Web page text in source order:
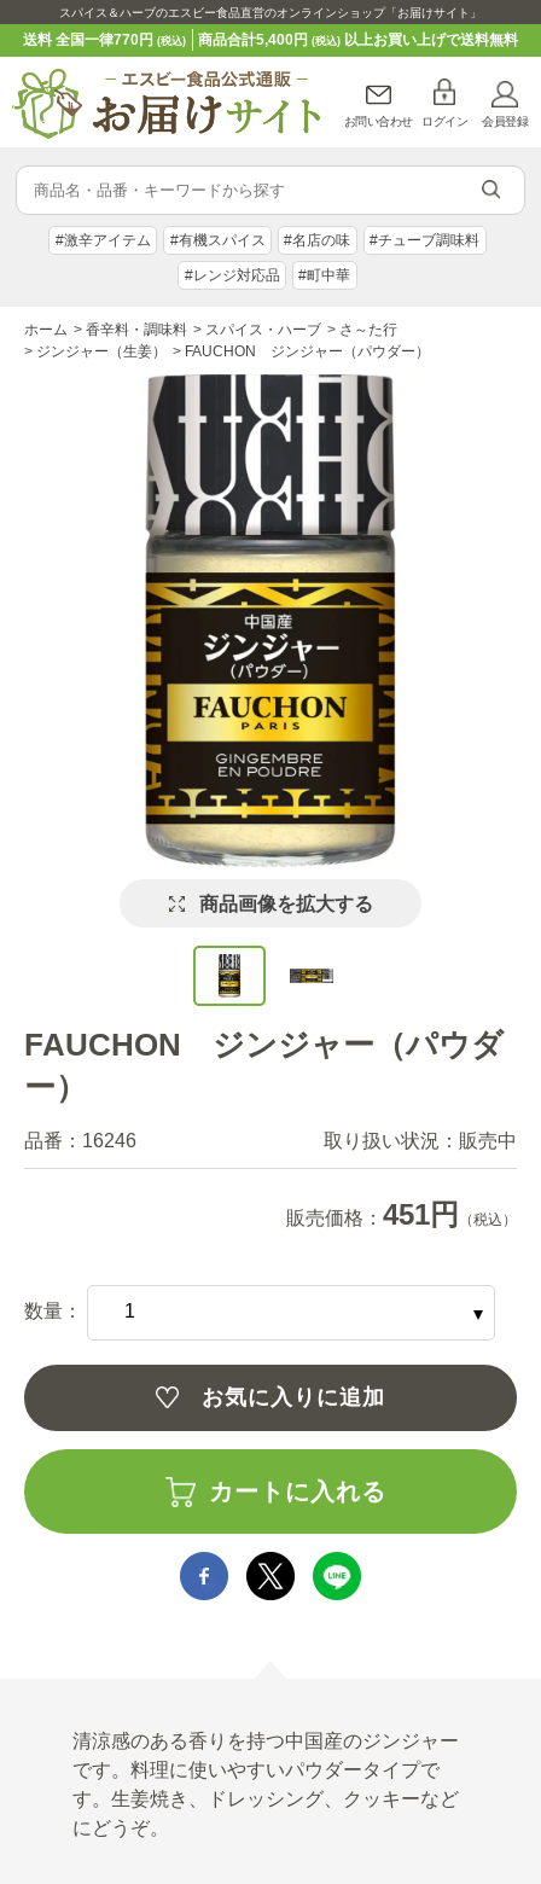
スパイス＆ハーブのエスビー食品直営のオンラインショップ「お届けサイト」
送料 全国一律770円(税込) 商品合計5,400円 (税込)以上お買い上げで送料無料
お問い合わせ ログイン 会員登録
#激辛アイテム #有機スパイス #名店の味 #チューブ調味料
#レンジ対応品 #町中華
ホーム > 香辛料・調味料 > スパイス・ハーブ > さ～た行
> ジンジャー（生姜） > FAUCHON ジンジャー（パウダー）
商品画像を拡大する
FAUCHON ジンジャー（パウダ
ー）
品番： 16246 取り扱い状況： 販売中
販売価格： 451円 （税込）
数量：
お気に入りに追加
カートに入れる
清涼感のある香りを持つ中国産のジンジャー
です。料理に使いやすいパウダータイプで
す。生姜焼き、ドレッシング、クッキーなど
にどうぞ。